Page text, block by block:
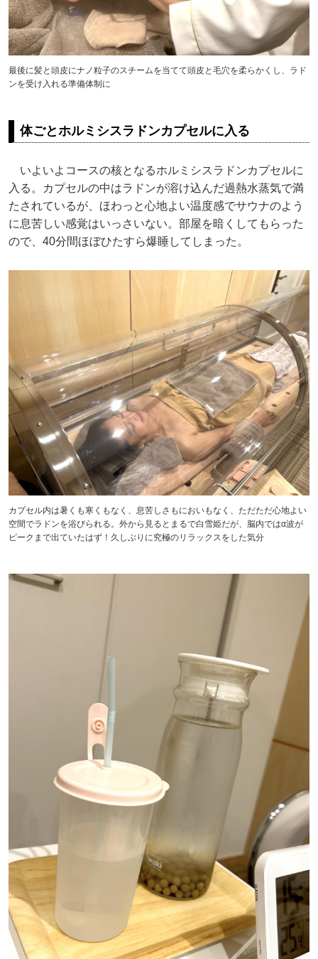
最後に髪と頭皮にナノ粒子のスチームを当てて頭皮と毛穴を柔らかくし、ラド
ンを受け入れる準備体制に
体ごとホルミシスラドンカプセルに入る
いよいよコースの核となるホルミシスラドンカプセルに
入る。カプセルの中はラドンが溶け込んだ過熱水蒸気で満
たされているが、ほわっと心地よい温度感でサウナのよう
に息苦しい感覚はいっさいない。部屋を暗くしてもらった
ので、40分間ほぼひたすら爆睡してしまった。
カプセル内は暑くも寒くもなく、息苦しさもにおいもなく、ただただ心地よい
空間でラドンを浴びられる。外から見るとまるで白雪姫だが、脳内ではα波が
ピークまで出ていたはず！久しぶりに究極のリラックスをした気分